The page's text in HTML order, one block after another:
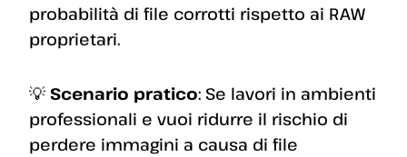
probabilità di file corrotti rispetto ai RAW
proprietari.
💡 Scenario pratico: Se lavori in ambienti
professionali e vuoi ridurre il rischio di
perdere immagini a causa di file